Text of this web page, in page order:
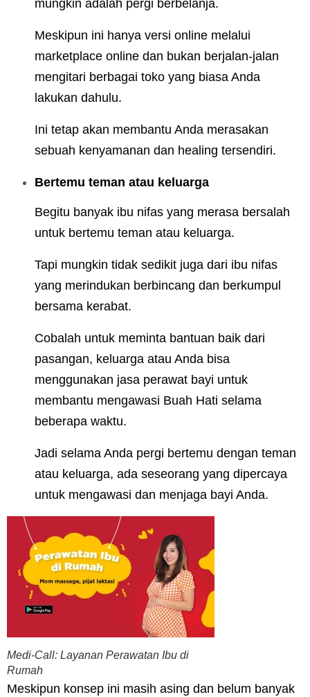
mungkin adalah pergi berbelanja.
Meskipun ini hanya versi online melalui
marketplace online dan bukan berjalan-jalan
mengitari berbagai toko yang biasa Anda
lakukan dahulu.
Ini tetap akan membantu Anda merasakan
sebuah kenyamanan dan healing tersendiri.
Bertemu teman atau keluarga
Begitu banyak ibu nifas yang merasa bersalah
untuk bertemu teman atau keluarga.
Tapi mungkin tidak sedikit juga dari ibu nifas
yang merindukan berbincang dan berkumpul
bersama kerabat.
Cobalah untuk meminta bantuan baik dari
pasangan, keluarga atau Anda bisa
menggunakan jasa perawat bayi untuk
membantu mengawasi Buah Hati selama
beberapa waktu.
Jadi selama Anda pergi bertemu dengan teman
atau keluarga, ada seseorang yang dipercaya
untuk mengawasi dan menjaga bayi Anda.
Medi-Call: Layanan Perawatan Ibu di
Rumah
Meskipun konsep ini masih asing dan belum banyak